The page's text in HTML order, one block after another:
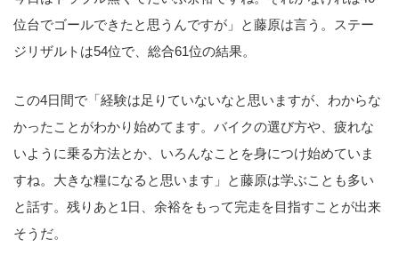
位台でゴールできたと思うんですが」と藤原は言う。ステー
ジリザルトは54位で、総合61位の結果。
この4日間で「経験は足りていないなと思いますが、わからな
かったことがわかり始めてます。バイクの選び方や、疲れな
いように乗る方法とか、いろんなことを身につけ始めていま
すね。大きな糧になると思います」と藤原は学ぶことも多い
と話す。残りあと1日、余裕をもって完走を目指すことが出来
そうだ。